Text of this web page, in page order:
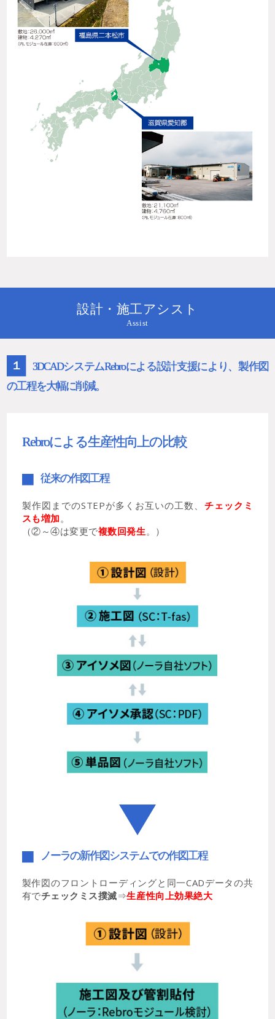
設計・施工アシスト
Assist
１
3DCADシステムRebroによる設計支援により、製作図
の工程を大幅に削減。
Rebroによる生産性向上の比較
従来の作図工程
製作図までのSTEPが多くお互いの工数、 チェックミ
スも増加 。
（②～④は変更で複数回発生 。）
ノーラの新作図システムでの作図工程
製作図のフロントローディングと同一CADデータの共
有でチェックミス撲滅⇒生産性向上効果絶大